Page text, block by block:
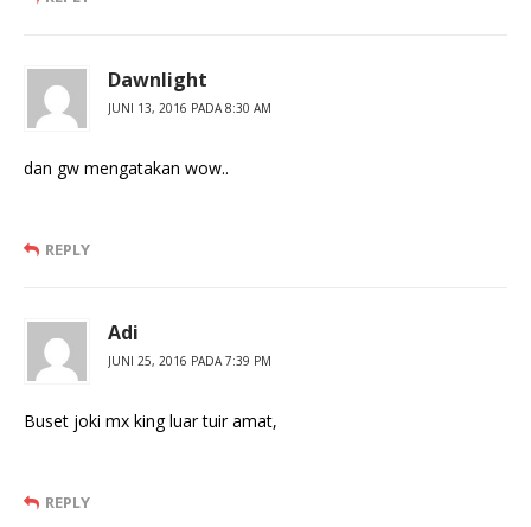
Dawnlight
JUNI 13, 2016 PADA 8:30 AM
dan gw mengatakan wow..
REPLY
Adi
JUNI 25, 2016 PADA 7:39 PM
Buset joki mx king luar tuir amat,
REPLY